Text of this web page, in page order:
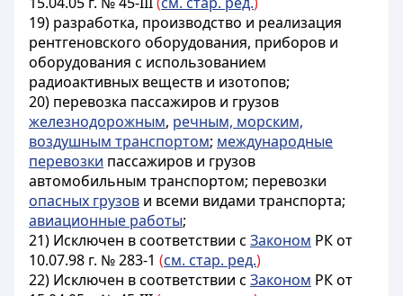
19) разработка, производство и реализация
рентгеновского оборудования, приборов и
оборудования с использованием
радиоактивных веществ и изотопов;
20) перевозка пассажиров и грузов
железнодорожным, речным, морским,
воздушным транспортом; международные
перевозки пассажиров и грузов
автомобильным транспортом; перевозки
опасных грузов и всеми видами транспорта;
авиационные работы;
21) Исключен в соответствии с Законом РК от
10.07.98 г. № 283-1 (см. стар. ред.)
22) Исключен в соответствии с Законом РК от